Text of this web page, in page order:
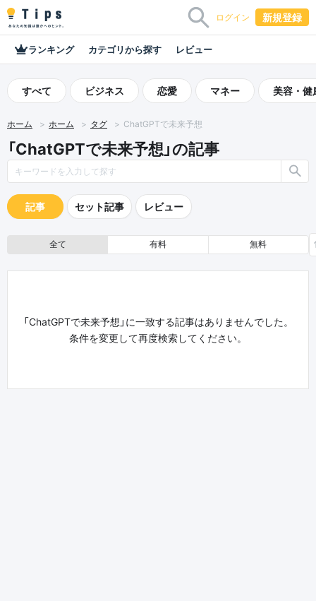
ログイン 新規登録
ランキング カテゴリから探す レビュー
すべて ビジネス 恋愛 マネー 美容・健
ホーム ホーム タグ ChatGPTで未来予想
「ChatGPTで未来予想」の記事
記事 セット記事 レビュー
全て 有料 無料
「ChatGPTで未来予想」に一致する記事はありませんでした。
条件を変更して再度検索してください。